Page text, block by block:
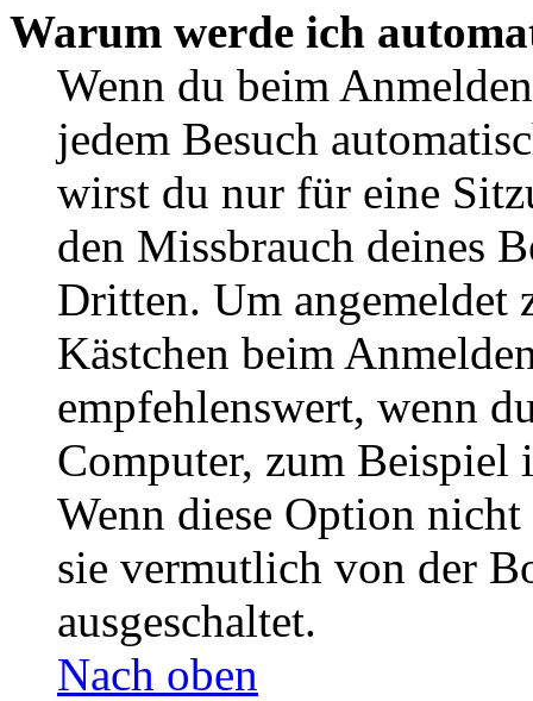
Warum werde ich
Wenn du beim
jedem Besuch
wirst du nur für eine
den Missbrauch deines
Dritten. Um angemeldet
Kästchen beim
empfehlenswert, wenn
Computer, zum Beispiel
Wenn diese Option
sie vermutlich von der
ausgeschaltet.
Nach oben